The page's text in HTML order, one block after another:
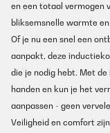
en een totaal vermogen
bliksemsnelle warmte
Of je nu een snel een
aanpakt, deze
die je nodig hebt. Met
handen en kun je het
aanpassen - geen
Veiligheid en comfort